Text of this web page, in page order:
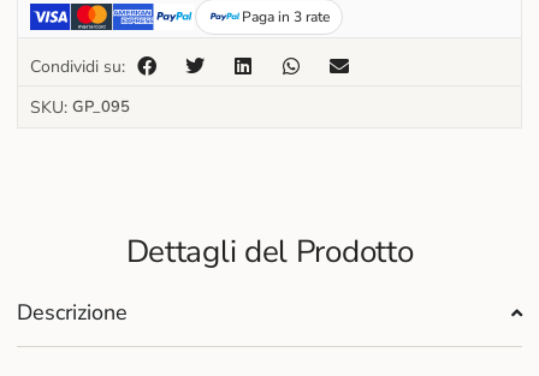
Paga in 3 rate
Condividi su:
SKU: GP_095
Dettagli del Prodotto
Descrizione